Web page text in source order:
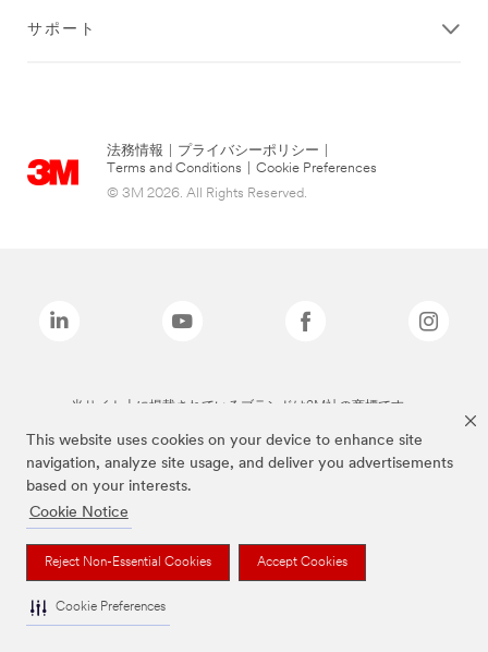
This website uses cookies on your device to enhance site
navigation, analyze site usage, and deliver you advertisements
based on your interests.
Cookie Notice
Reject Non-Essential Cookies Accept Cookies
Cookie Preferences
サポート
法務情報 プライバシーポリシー
Terms and Conditions
Cookie Preferences
© 3M 2026. All Rights Reserved.
当サイト上に掲載されているブランドは3M社の商標です。